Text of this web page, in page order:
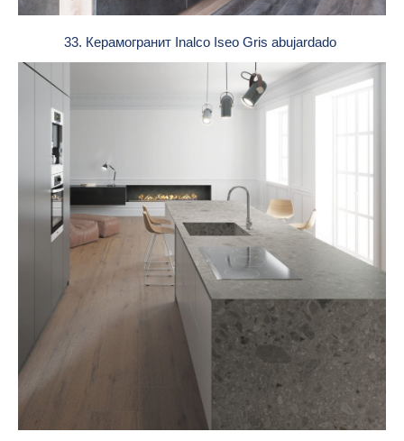
33. Керамогранит Inalco Iseo Gris abujardado